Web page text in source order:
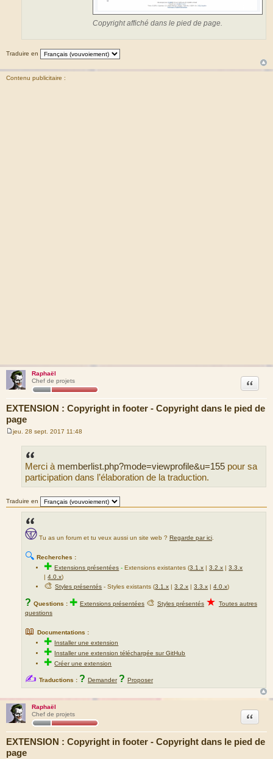
Copyright affiché dans le pied de page.
Traduire en
Contenu publicitaire :
Raphaël
Chef de projets
EXTENSION : Copyright in footer - Copyright dans le pied de
page
Citation
M
jeu. 28 sept. 2017 11:48
Merci à memberlist.php?mode=viewprofile&u=155 pour sa
participation dans l’élaboration de la traduction.
Traduire en
Tu as un forum et tu veux aussi un site web ? Regarde par ici.
🔍 Recherches :
✚Extensions présentées - Extensions existantes (3.1.x |3.2.x |3.3.x
|4.0.x)
🎨Styles présentés - Styles existants (3.1.x |3.2.x |3.3.x |4.0.x)
? Questions : ✚ Extensions présentées 🎨 Styles présentés ★ Toutes autres
questions
📖 Documentations :
✚ Installer une extension
✚ Installer une extension téléchargée sur GitHub
✚Créer une extension
✍ Traductions : ? Demander ? Proposer
Raphaël
Chef de projets
EXTENSION : Copyright in footer - Copyright dans le pied de
page
Citation